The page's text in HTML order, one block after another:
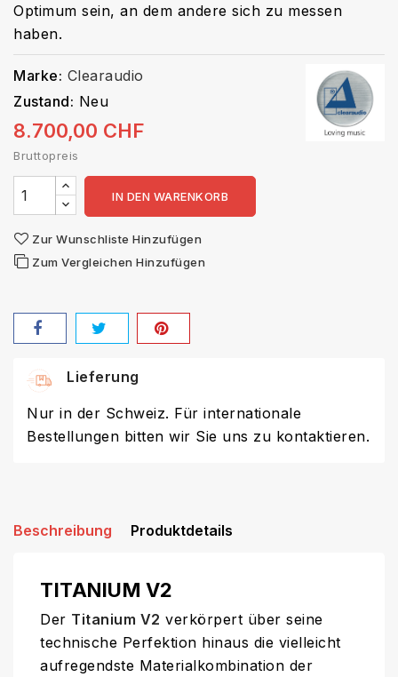
Optimum sein, an dem andere sich zu messen
haben.
Marke: Clearaudio
Zustand: Neu
8.700,00 CHF
Bruttopreis
IN DEN WARENKORB
Zur Wunschliste Hinzufügen
Zum Vergleichen Hinzufügen
Lieferung
Nur in der Schweiz. Für internationale
Bestellungen bitten wir Sie uns zu kontaktieren.
Beschreibung Produktdetails
TITANIUM V2
Der Titanium V2 verkörpert über seine
technische Perfektion hinaus die vielleicht
aufregendste Materialkombination der